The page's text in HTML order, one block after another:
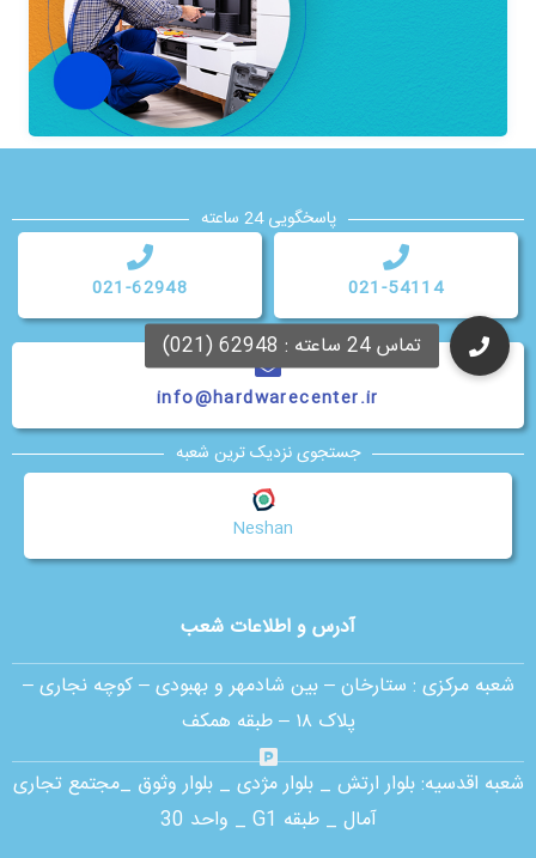
آدرس و اطلاعات شعب
شعبه مرکزی : ستارخان – بین شادمهر و بهبودی – کوچه نجاری –
پلاک ۱۸ – طبقه همکف
شعبه اقدسیه:بلوار ارتش _ بلوار مژدی _ بلوار وثوق _مجتمع تجاری
آمال _ طبقه G1 _ واحد 30
پاسخگویی 24 ساعته
021-54114
021-62948
info@hardwarecenter.ir
جستجوی نزدیک ترین شعبه
Neshan